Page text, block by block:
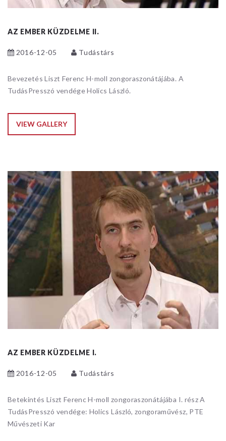
AZ EMBER KÜZDELME II.
2016-12-05 Tudástárs
Bevezetés Liszt Ferenc H-moll zongoraszonátájába. A
TudásPresszó vendége Holics László.
VIEW GALLERY
AZ EMBER KÜZDELME I.
2016-12-05 Tudástárs
Betekintés Liszt Ferenc H-moll zongoraszonátájába I. rész A
TudásPresszó vendége: Holics László, zongoraművész, PTE
Művészeti Kar